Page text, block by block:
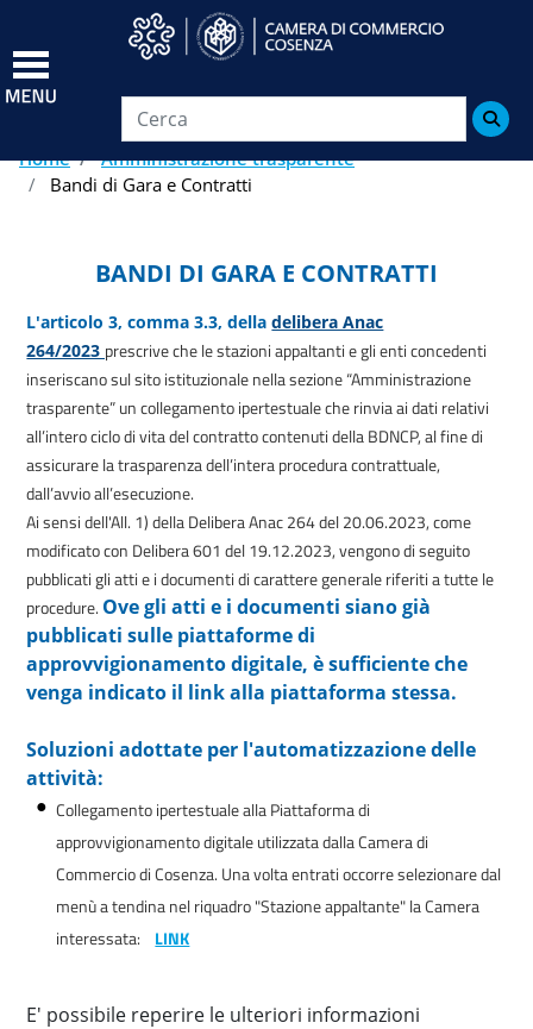
al
principale

Home
Amministrazione trasparente
Bandi di Gara e Contratti
BANDI DI GARA E CONTRATTI
L'articolo 3, comma 3.3, delladelibera Anac
264/2023 prescrive che le stazioni appaltanti e gli enti concedenti
inseriscano sul sito istituzionale nella sezione “Amministrazione
trasparente” uncollegamento ipertestuale che rinvia ai dati relativi
all’intero ciclo di vita del contratto contenuti della BDNCP, al fine di
assicurare la trasparenza dell’intera procedura contrattuale,
dall’avvio all’esecuzione.
Ai sensi dell'All. 1) della Delibera Anac 264 del 20.06.2023, come
modificato con Delibera 601 del 19.12.2023, vengono di seguito
pubblicati gli atti e i documenti di carattere generale riferiti a tutte le
procedure. Ove gli atti e i documenti siano già
pubblicati sulle piattaforme di
approvvigionamento digitale, è sufficiente che
venga indicato il link alla piattaforma stessa.
Soluzioni adottate per l'automatizzazione delle
attività:
Collegamento ipertestuale alla Piattaforma di
approvvigionamento digitale utilizzata dalla Camera di
Commercio di Cosenza. Una volta entrati occorre selezionare dal
menù a tendina nel riquadro "Stazione appaltante" la Camera
interessata: LINK
E' possibile reperire le ulteriori informazioni